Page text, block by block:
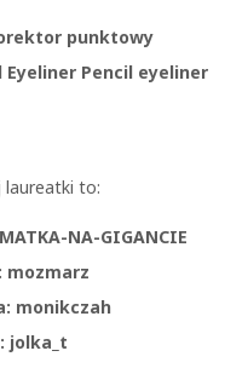
punktowy
Pencil eyeliner
laureatki to:
NA-GIGANCIE
mozmarz
monikczah
jolka_t